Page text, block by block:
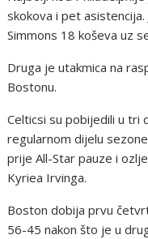
skokova i pet asistencija.
Simmons 18 koševa uz
Druga je utakmica na
Bostonu.
Celticsi su pobijedili u tri
regularnom dijelu
prije All-Star pauze i
Kyriea Irvinga.
Boston dobija prvu
56-45 nakon što je u